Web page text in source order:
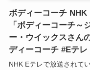
ボディーコーチ
「ボディーコーチ～
ー・ウイックスさん
ディーコーチ #Eテレ
NHK Eテレで放送されて